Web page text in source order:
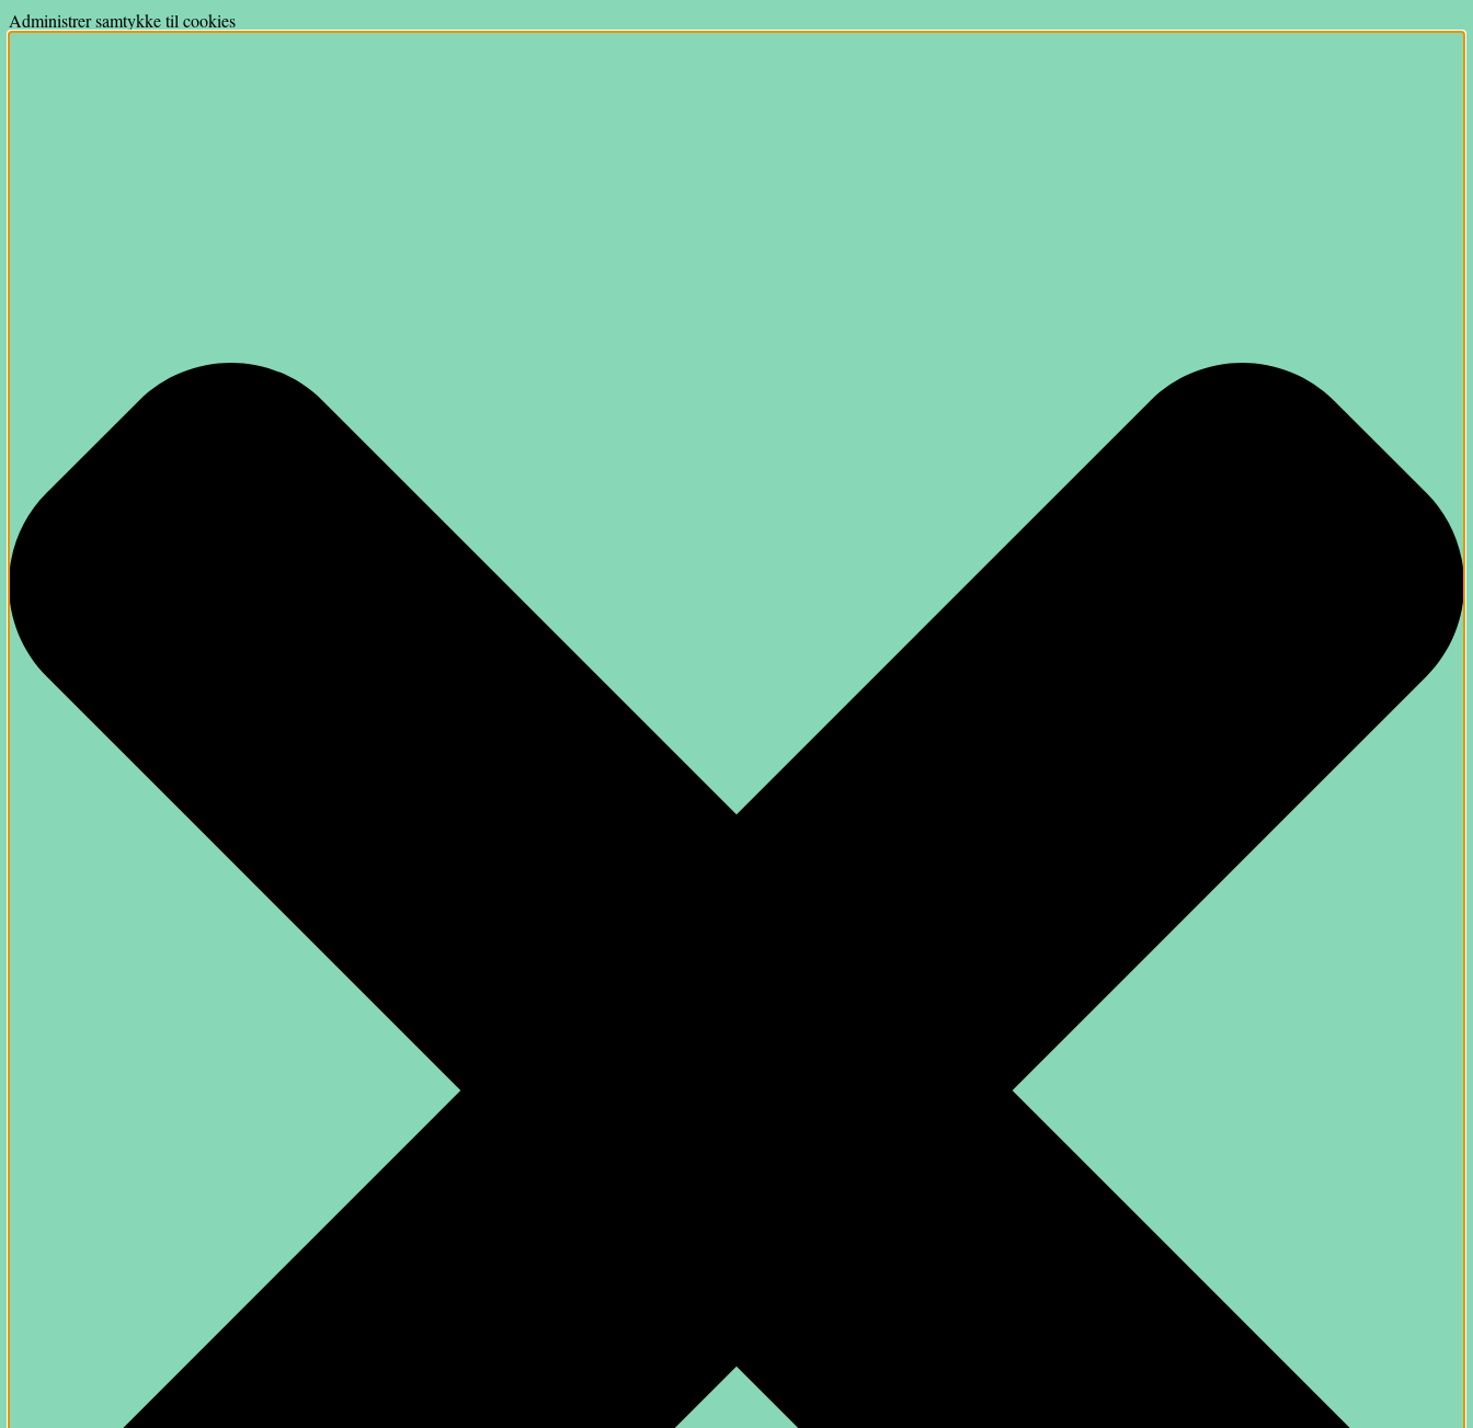
Administrer samtykke til cookies